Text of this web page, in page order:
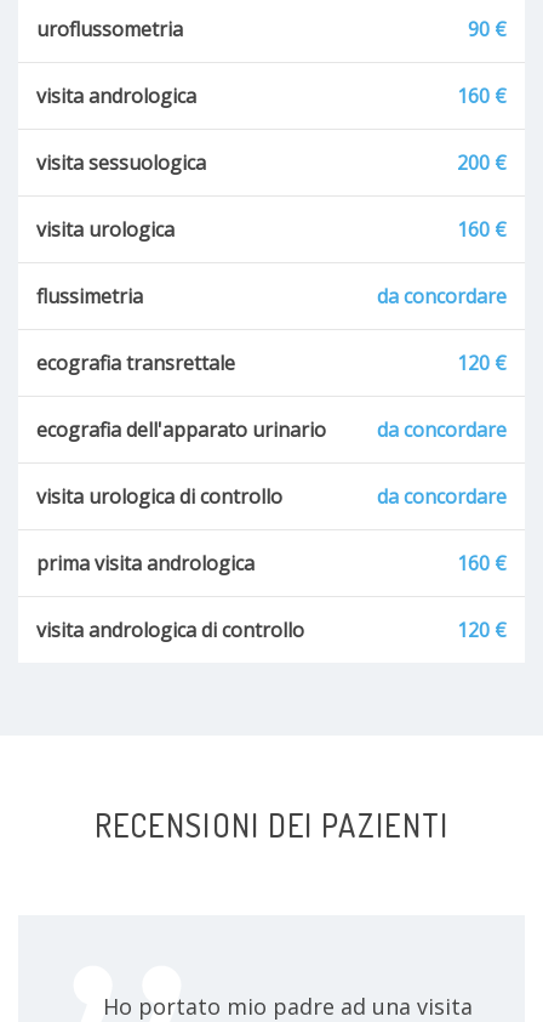
uroflussometria 90 €
visita andrologica 160 €
visita sessuologica 200 €
visita urologica 160 €
flussimetria da concordare
ecografia transrettale 120 €
ecografia dell'apparato urinario da concordare
visita urologica di controllo da concordare
prima visita andrologica 160 €
visita andrologica di controllo 120 €
RECENSIONI DEI PAZIENTI
Ho portato mio padre ad una visita